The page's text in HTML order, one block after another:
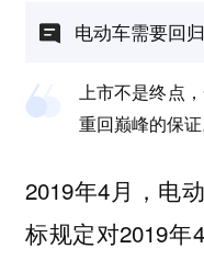
电动车需要回归
上市不是终点
重回巅峰的保证
2019年4月，电
标规定对2019年